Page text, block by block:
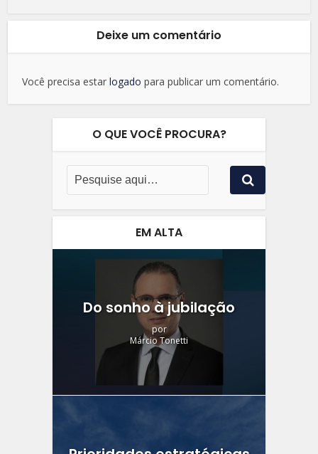
Deixe um comentário
Você precisa estarlogado para publicar um comentário.
O QUE VOCÊ PROCURA?
EM ALTA
Do sonho à jubilação
por
Márcio Tonetti